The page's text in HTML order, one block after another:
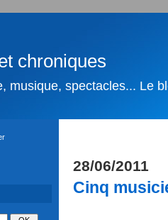
chroniques
musique, spectacles... Le
28/06/2011
Cinq